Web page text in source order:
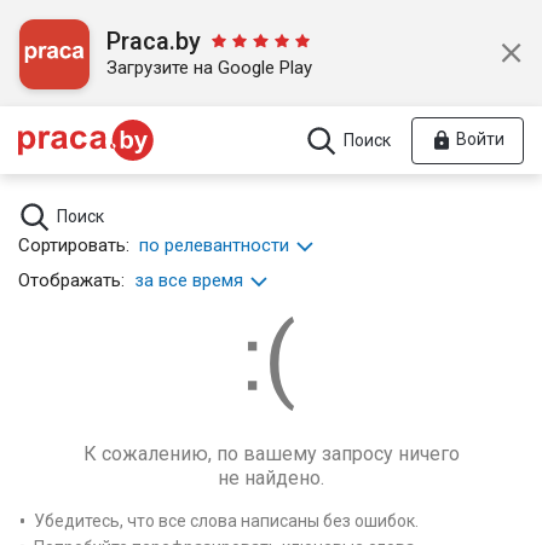
Praca.by
Загрузите на Google Play
Поиск Войти
Поиск
Сортировать: по релевантности
Отображать: за все время
К сожалению, по вашему запросу ничего
не найдено.
Убедитесь, что все слова написаны без ошибок.